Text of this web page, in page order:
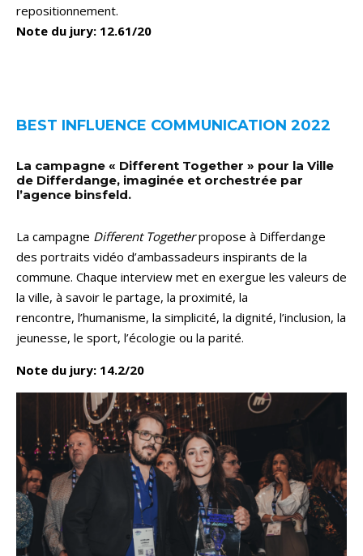
repositionnement.
Note du jury: 12.61/20
BEST INFLUENCE COMMUNICATION 2022
La campagne « Different Together » pour la Ville
de Differdange, imaginée et orchestrée par
l’agence binsfeld.
La campagne Different Togetherpropose à Differdange
des portraits vidéo d’ambassadeurs inspirants de la
commune. Chaque interview met en exergue les valeurs de
la ville, à savoir le partage, la proximité, la
rencontre, l’humanisme, la simplicité, la dignité, l’inclusion, la
jeunesse, le sport, l’écologie ou la parité.
Note du jury: 14.2/20